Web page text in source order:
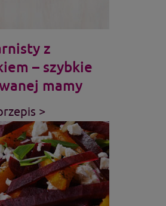
z
– szybkie
mamy
>